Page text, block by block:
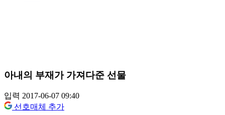
아내의 부재가 가져다준 선물
입력 2017-06-07 09:40
선호매체 추가